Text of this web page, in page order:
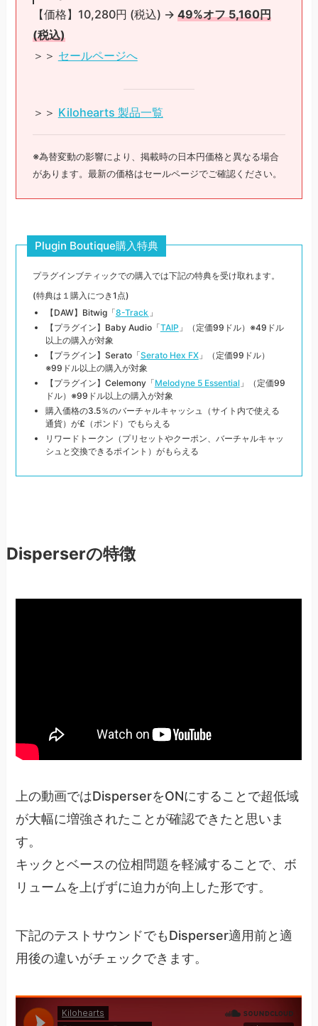
【価格】10,280円 (税込) → 49%オフ 5,160円
(税込)
＞＞ セールページへ
＞＞ Kilohearts 製品一覧
※為替変動の影響により、掲載時の日本円価格と異なる場合
があります。最新の価格はセールページでご確認ください。
Plugin Boutique購入特典
プラグインブティックでの購入では下記の特典を受け取れます。
(特典は１購入につき1点)
【DAW】Bitwig「8-Track 」
【プラグイン】Baby Audio「TAIP 」（定価99ドル）※49ドル
以上の購入が対象
【プラグイン】Serato「Serato Hex FX」（定価99ドル）
※99ドル以上の購入が対象
【プラグイン】Celemony「Melodyne 5 Essential」（定価99
ドル）※99ドル以上の購入が対象
購入価格の3.5％のバーチャルキャッシュ（サイト内で使える
通貨）が£（ポンド）でもらえる
リワードトークン（プリセットやクーポン、バーチャルキャッ
シュと交換できるポイント）がもらえる
Disperserの特徴
上の動画ではDisperserをONにすることで超低域
が大幅に増強されたことが確認できたと思いま
す。
キックとベースの位相問題を軽減することで、ボ
リュームを上げずに迫力が向上した形です。
下記のテストサウンドでもDisperser適用前と適
用後の違いがチェックできます。